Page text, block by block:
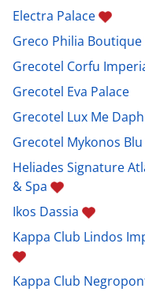
Electra Palace
Greco Philia
Grecotel Corfu
Grecotel Eva Palace
Grecotel Lux Me
Grecotel Mykonos Blu
Heliades Signature
& Spa
Ikos Dassia
Kappa Club Lindos
Kappa Club